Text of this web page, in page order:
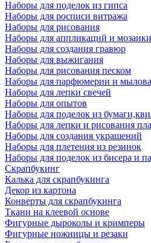
Наборы для поделок из гипса
Наборы для росписи витража
Наборы для рисования
Наборы для аппликаций и мозаики
Наборы для создания гравюр
Наборы для выжигания
Наборы для рисования песком
Наборы для парфюмерии и
Наборы для лепки свечей
Наборы для опытов
Наборы для поделок из
Наборы для лепки и рисования
Наборы для создания украшений
Наборы для плетения из резинок
Наборы для поделок из бисера и
Скрапбукинг
Калька для скрапбукинга
Декор из картона
Конверты для скрапбукинга
Ткани на клеевой основе
Фигурные дыроколы и кримперы
Фигурные ножницы и резаки